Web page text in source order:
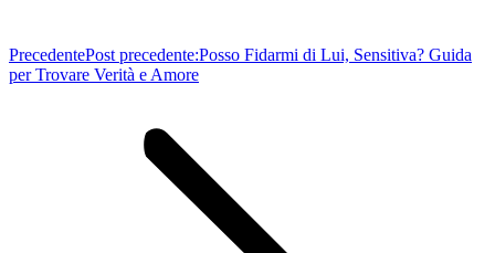
PrecedentePost precedente:Posso Fidarmi di Lui, Sensitiva? Guida
per Trovare Verità e Amore